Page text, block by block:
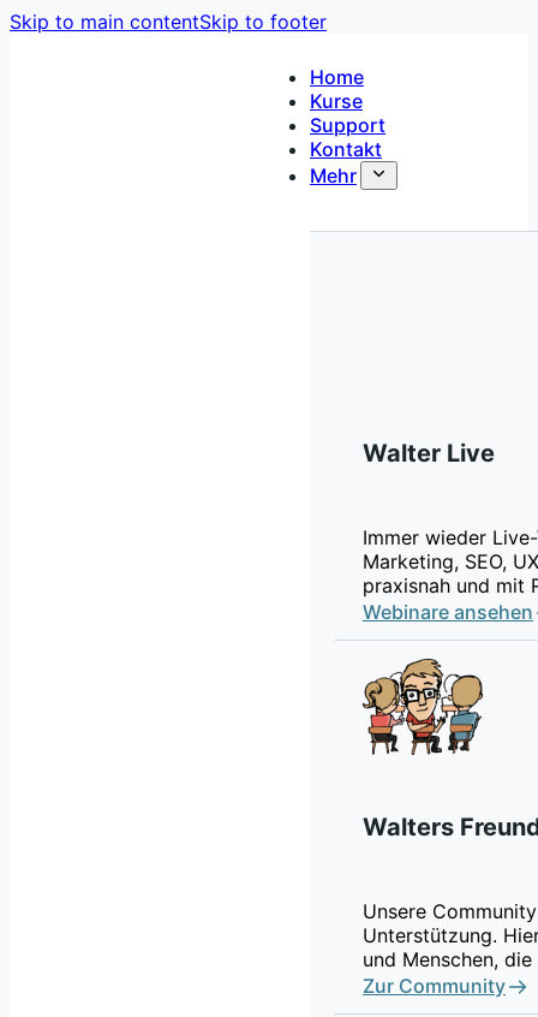
Skip to main contentSkip to footer
Home
Kurse
Support
Kontakt
Mehr
Walter Live
Immer wieder
Marketing, SEO,
praxisnah und mit
Webinare ansehen
Walters
Unsere
Unterstützung.
und Menschen,
Zur Community